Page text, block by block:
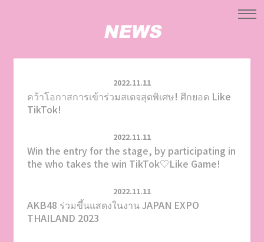
2022.11.11
คว้าโอกาสการเข้าร่วมสเตจสุดพิเศษ! ศึกยอด Like
TikTok!
2022.11.11
Win the entry for the stage, by participating in
the who takes the win TikTok♡Like Game!
2022.11.11
AKB48 ร่วมขึ้นแสดงในงาน JAPAN EXPO
THAILAND 2023